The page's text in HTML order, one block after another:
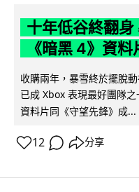
十年低谷終翻
《暗黑 4》資料
收購兩年，暴雪終於擺脫
已成 Xbox 表現最好團隊
資料片同《守望先鋒》成...
12 分享